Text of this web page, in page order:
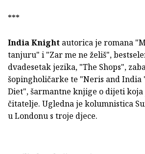
***
India Knight autorica je romana
tanjuru" i "Zar me ne želiš",
dvadesetak jezika, "The Shops",
šopingholičarke te "Neris and India
Diet", šarmantne knjige o dijeti koja
čitatelje. Ugledna je kolumnistica
u Londonu s troje djece.